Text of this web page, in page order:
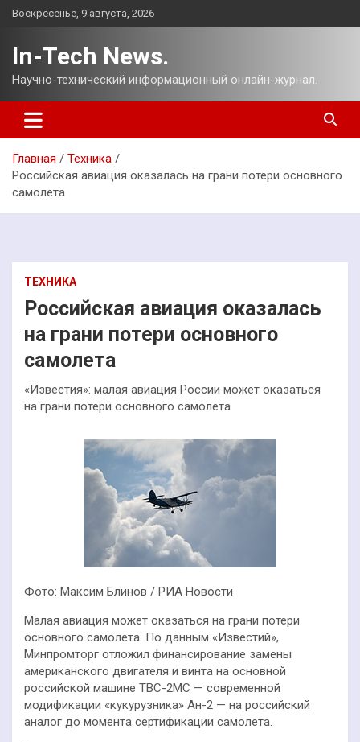
Перейти
Воскресенье, 9 августа, 2026
In-Tech News.
Научно-технический информационный онлайн-журнал.
Главная
Техника
Российская авиация оказалась на грани потери основного
самолета
ТЕХНИКА
Российская авиация оказалась
на грани потери основного
самолета
«Известия»: малая авиация России может оказаться
на грани потери основного самолета
Фото: Максим Блинов / РИА Новости
Малая авиация может оказаться на грани потери
основного самолета. По данным «Известий»,
Минпромторг отложил финансирование замены
американского двигателя и винта на основной
российской машине ТВС-2МС — современной
модификации «кукурузника» Ан-2 — на российский
аналог до момента сертификации самолета.